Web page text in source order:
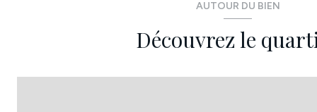
AUTOUR DU BIEN
Découvrez le